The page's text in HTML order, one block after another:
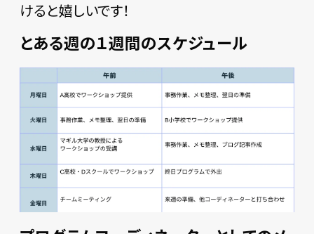
けると嬉しいです！
とある週の１週間のスケジュール